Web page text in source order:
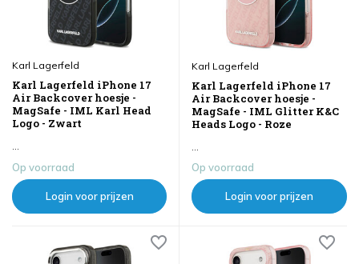
Karl Lagerfeld
Karl Lagerfeld iPhone 17
Air Backcover hoesje -
MagSafe - IML Karl Head
Logo - Zwart
Op voorraad
Login voor prijzen
Karl Lagerfeld
Karl Lagerfeld iPhone 17
Air Backcover hoesje -
MagSafe - IML Glitter K&C
Heads Logo - Roze
Op voorraad
Login voor prijzen